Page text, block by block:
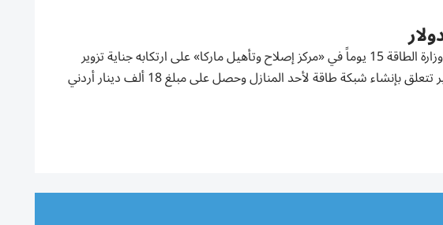
أوقف مدّعي عام النزاهة ومكافحة الفساد الأردني، سائقاً في وزارة الطاقة 15 يوماً في «مركز إصلاح وتأهيل ماركا» على ارتكابه جناية تزوير
فواتير. وبحسب إيضاح رسمي، الاثنين، فإن السائق زوّر فواتير تتعلق بإنشاء شبكة طاقة لأحد المنازل وحصل على مبلغ 18 ألف دينار أردني